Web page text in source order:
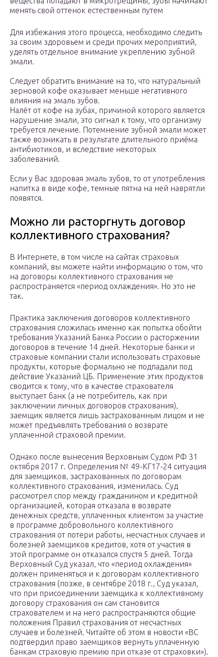
менять свой оттенок естественным путем
Для избежания этого процесса, необходимо следить
за своим здоровьем и среди прочих мероприятий,
уделять отдельное внимание укреплению зубной
эмали.
Следует обратить внимание на то, что натуральный
зерновой кофе оказывает меньше негативного
влияния на эмаль зубов.
Налёт от кофе на зубах, причиной которого является
нарушение эмали, это сигнал к тому, что организму
требуется лечение. Потемнение зубной эмали может
также возникать в результате длительного приёма
антибиотиков, и вследствие некоторых
заболеваний.
Если у Вас здоровая эмаль зубов, то от употребления
напитка в виде кофе, темные пятна на ней наврятли
появятся.
Можно ли расторгнуть договор
коллективного страхования?
В Интернете, в том числе на сайтах страховых
компаний, вы можете найти информацию о том, что
на договоры коллективного страхования не
распространяется «период охлаждения». Но это не
так.
Практика заключения договоров коллективного
страхования сложилась именно как попытка обойти
требования Указаний Банка России о расторжении
договоров в течение 14 дней. Некоторые банки и
страховые компании стали использовать страховые
продукты, которые формально не подпадали под
действие Указаний ЦБ. Применение этих продуктов
сводится к тому, что в качестве страхователя
выступает банк (а не потребитель, как при
заключении личных договоров страхования),
заемщик является лишь застрахованным лицом и не
может предъявлять требования о возврате
уплаченной страховой премии.
Однако после вынесения Верховным Судом РФ 31
октября 2017 г. Определения № 49-КГ17-24 ситуация
для заемщиков, застрахованных по договорам
коллективного страхования, изменилась. Суд
рассмотрел спор между гражданином и кредитной
организацией, которая отказала в возврате
денежных средств, уплаченных клиентом за участие
в программе добровольного коллективного
страхования от потери работы, несчастных случаев и
болезней заемщиков кредитов, хотя от участия в
этой программе он отказался спустя 5 дней. Тогда
Верховный Суд указал, что «период охлаждения»
должен применяться и к договорам коллективного
страхования (позже, в сентябре 2018 г., Суд указал,
что при присоединении заемщика к коллективному
договору страхования он сам становится
страхователем и на него распространяются общие
положения Правил страхования от несчастных
случаев и болезней. Читайте об этом в новости «ВС
подтвердил право заемщиков вернуть уплаченную
банкам страховую премию при отказе от страховки»).